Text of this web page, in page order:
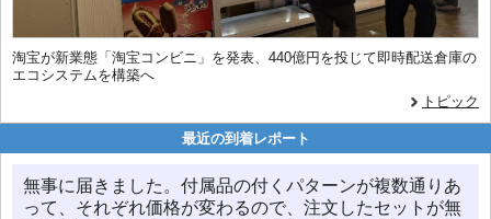
淘宝が新業態「淘宝コンビニ」を発表、440億円を投じて即時配送倉庫の
エコシステムを構築へ
トピック
最近の到着レポート
無事に届きました。付属品の付くパターンが複数通りあ
って、それぞれ価格が変わるので、注文したセットが無